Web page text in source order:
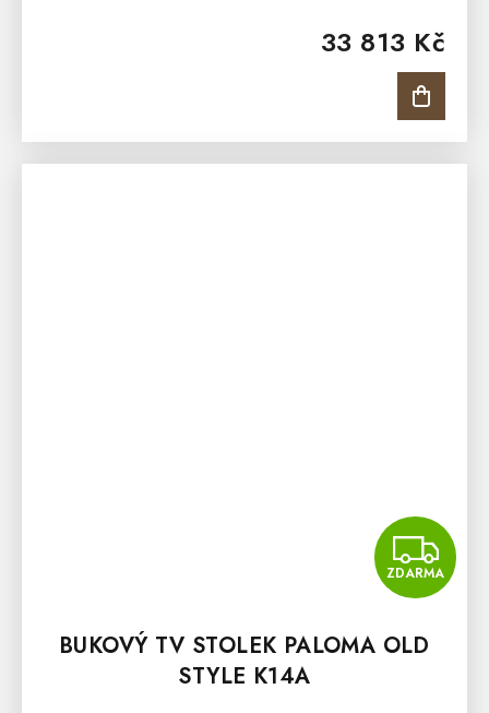
33 813 Kč
břízového masivu a ošetřen...
ZDARMA
BUKOVÝ TV STOLEK PALOMA OLD
STYLE K14A